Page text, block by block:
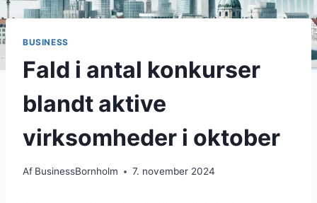
BUSINESS
Fald i antal konkurser
blandt aktive
virksomheder i oktober
Af BusinessBornholm 7. november 2024